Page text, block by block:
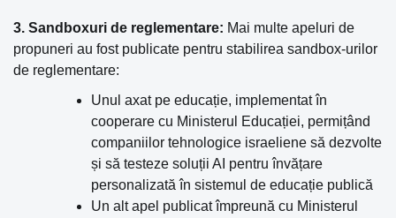
3. Sandboxuri de reglementare: Mai multe apeluri de
propuneri au fost publicate pentru stabilirea sandbox-urilor
de reglementare:
Unul axat pe educație, implementat în
cooperare cu Ministerul Educației, permițând
companiilor tehnologice israeliene să dezvolte
și să testeze soluții AI pentru învățare
personalizată în sistemul de educație publică
Un alt apel publicat împreună cu Ministerul